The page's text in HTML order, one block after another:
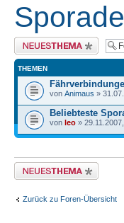
Neues Thema erstellen
THEMEN
von Animaus »
Beliebteste
von leo »
Neues Thema erstellen
Zurück zu Foren-Übersicht